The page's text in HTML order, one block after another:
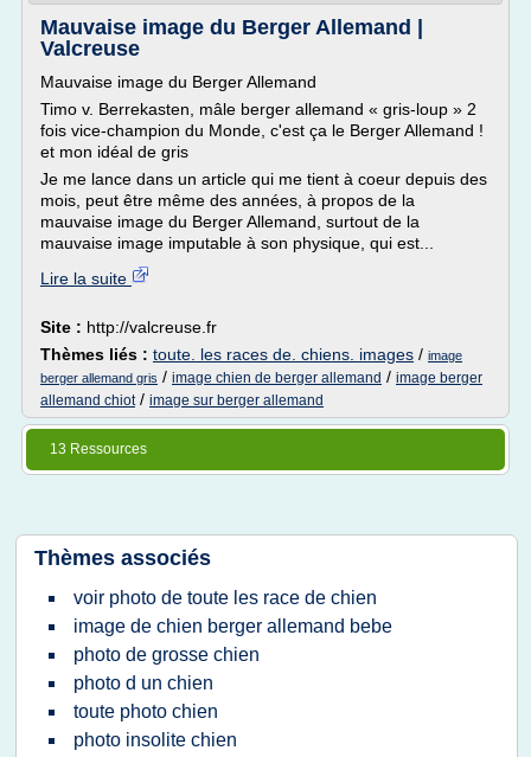
Mauvaise image du Berger Allemand |
Valcreuse
Mauvaise image du Berger Allemand
Timo v. Berrekasten, mâle berger allemand « gris-loup » 2
fois vice-champion du Monde, c'est ça le Berger Allemand !
et mon idéal de gris
Je me lance dans un article qui me tient à coeur depuis des
mois, peut être même des années, à propos de la
mauvaise image du Berger Allemand, surtout de la
mauvaise image imputable à son physique, qui est...
Lire la suite
Site : http://valcreuse.fr
Thèmes liés : toute. les races de. chiens. images / image
berger allemand gris / image chien de berger allemand / image berger
allemand chiot/ image sur berger allemand
13 Ressources
Thèmes associés
voir photo de toute les race de chien
image de chien berger allemand bebe
photo de grosse chien
photo d un chien
toute photo chien
photo insolite chien